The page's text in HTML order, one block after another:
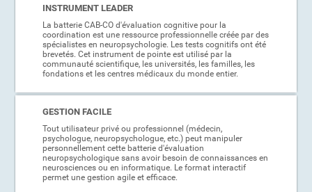
INSTRUMENT LEADER
La batterie CAB-CO d'évaluation cognitive pour la
coordination est une ressource professionnelle créée par des
spécialistes en neuropsychologie. Les tests cognitifs ont été
brevetés. Cet instrument de pointe est utilisé par la
communauté scientifique, les universités, les familles, les
fondations et les centres médicaux du monde entier.
GESTION FACILE
Tout utilisateur privé ou professionnel (médecin,
psychologue, neuropsychologue, etc.) peut manipuler
personnellement cette batterie d'évaluation
neuropsychologique sans avoir besoin de connaissances en
neurosciences ou en informatique. Le format interactif
permet une gestion agile et efficace.